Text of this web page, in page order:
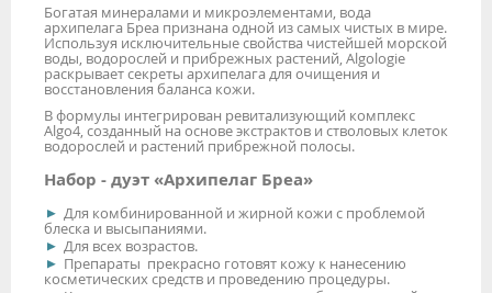
Богатая минералами и микроэлементами, вода
архипелага Бреа признана одной из самых чистых в мире.
Используя исключительные свойства чистейшей морской
воды, водорослей и прибрежных растений, Algologie
раскрывает секреты архипелага для очищения и
восстановления баланса кожи.
В формулы интегрирован ревитализующий комплекс
Algo4, созданный на основе экстрактов и стволовых клеток
водорослей и растений прибрежной полосы.
Набор - дуэт «Архипелаг Бреа»
Для комбинированной и жирной кожи с проблемой
блеска и высыпаниями.
Для всех возрастов.
Препараты прекрасно готовят кожу к нанесению
косметических средств и проведению процедуры.